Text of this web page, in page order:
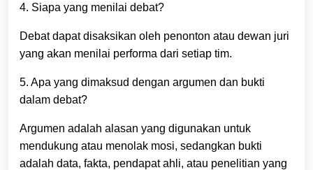
4. Siapa yang menilai debat?
Debat dapat disaksikan oleh penonton atau dewan juri
yang akan menilai performa dari setiap tim.
5. Apa yang dimaksud dengan argumen dan bukti
dalam debat?
Argumen adalah alasan yang digunakan untuk
mendukung atau menolak mosi, sedangkan bukti
adalah data, fakta, pendapat ahli, atau penelitian yang